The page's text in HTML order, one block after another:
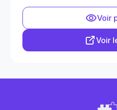
Voir
Voir